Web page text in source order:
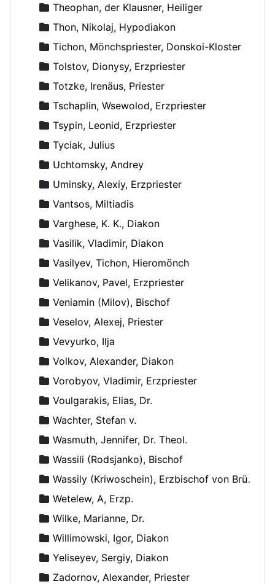
Theophan, der Klausner, Heiliger
Thon, Nikolaj, Hypodiakon
Tichon, Mönchspriester, Donskoi-Kloster
Tolstov, Dionysy, Erzpriester
Totzke, Irenäus, Priester
Tschaplin, Wsewolod, Erzpriester
Tsypin, Leonid, Erzpriester
Tyciak, Julius
Uchtomsky, Andrey
Uminsky, Alexiy, Erzpriester
Vantsos, Miltiadis
Varghese, K. K., Diakon
Vasilik, Vladimir, Diakon
Vasilyev, Tichon, Hieromönch
Velikanov, Pavel, Erzpriester
Veniamin (Milov), Bischof
Veselov, Alexej, Priester
Vevyurko, Ilja
Volkov, Alexander, Diakon
Vorobyov, Vladimir, Erzpriester
Voulgarakis, Elias, Dr.
Wachter, Stefan v.
Wasmuth, Jennifer, Dr. Theol.
Wassili (Rodsjanko), Bischof
Wassily (Kriwoschein), Erzbischof von Brüssel
Wetelew, A, Erzp.
Wilke, Marianne, Dr.
Willimowski, Igor, Diakon
Yeliseyev, Sergiy, Diakon
Zadornov, Alexander, Priester